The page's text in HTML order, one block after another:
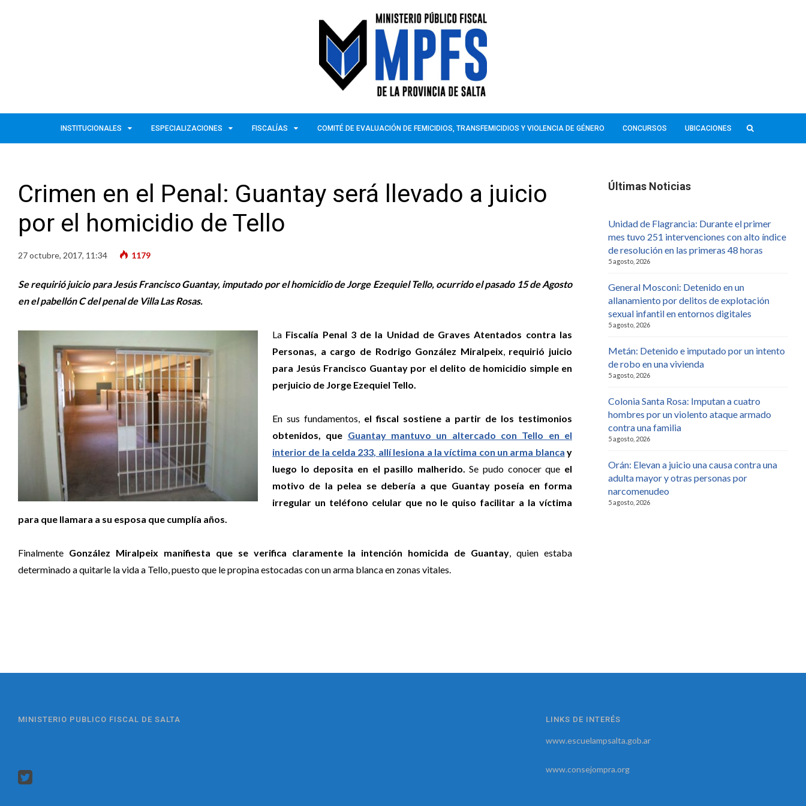
INSTITUCIONALES ESPECIALIZACIONES FISCALÍAS COMITÉ DE EVALUACIÓN DE FEMICIDIOS, TRANSFEMICIDIOS Y VIOLENCIA DE GÉNERO CONCURSOS UBICACIONES
Crimen en el Penal: Guantay será llevado a juicio
por el homicidio de Tello
27 octubre, 2017, 11:34 1179
Se requirió juicio para Jesús Francisco Guantay, imputado por el homicidio de Jorge Ezequiel Tello, ocurrido el pasado 15 de Agosto
en el pabellón C del penal de Villa Las Rosas.
La Fiscalía Penal 3 de la Unidad de Graves Atentados contra las
Personas, a cargo de Rodrigo González Miralpeix requirió juicio
para Jesús Francisco Guantay por el delito de homicidio simple en
perjuicio de Jorge Ezequiel Tello.
En sus fundamentos, el fiscal sostiene a partir de los testimonios
obtenidos, que Guantay mantuvo un altercado con Tello en el
interior de la celda 233, allí lesiona a la víctima con un arma blanca y
luego lo deposita en el pasillo malherido. Se pudo conocer que el
motivo de la pelea se debería a que Guantay poseía en forma
irregular un teléfono celular que no le quiso facilitar a la víctima
para que llamara a su esposa que cumplía años.
Finalmente González Miralpeix manifiesta que se verifica claramente la intención homicida de Guantay , quien estaba
determinado a quitarle la vida a Tello, puesto que le propina estocadas con un arma blanca en zonas vitales.
Últimas Noticias
Unidad de Flagrancia: Durante el primer
mes tuvo 251 intervenciones con alto índice
de resolución en las primeras 48 horas
5 agosto, 2026
General Mosconi: Detenido en un
allanamiento por delitos de explotación
sexual infantil en entornos digitales
5 agosto, 2026
Metán: Detenido e imputado por un intento
de robo en una vivienda
5 agosto, 2026
Colonia Santa Rosa: Imputan a cuatro
hombres por un violento ataque armado
contra una familia
5 agosto, 2026
Orán: Elevan a juicio una causa contra una
adulta mayor y otras personas por
narcomenudeo
5 agosto, 2026
MINISTERIO PUBLICO FISCAL DE SALTA LINKS DE INTERÉS
www.escuelampsalta.gob.ar
www.consejompra.org